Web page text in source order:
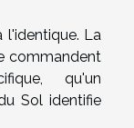
l'identique. La
commandent
qu'un
Sol identifie